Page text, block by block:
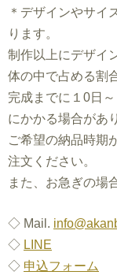
＊デザインやサイ
ります。
制作以上にデザイ
体の中で占める割
完成までに１0日
にかかる場合があ
ご希望の納品時期
注文ください。
また、お急ぎの場
◇ Mail.
◇ LINE
◇ 申込フォーム